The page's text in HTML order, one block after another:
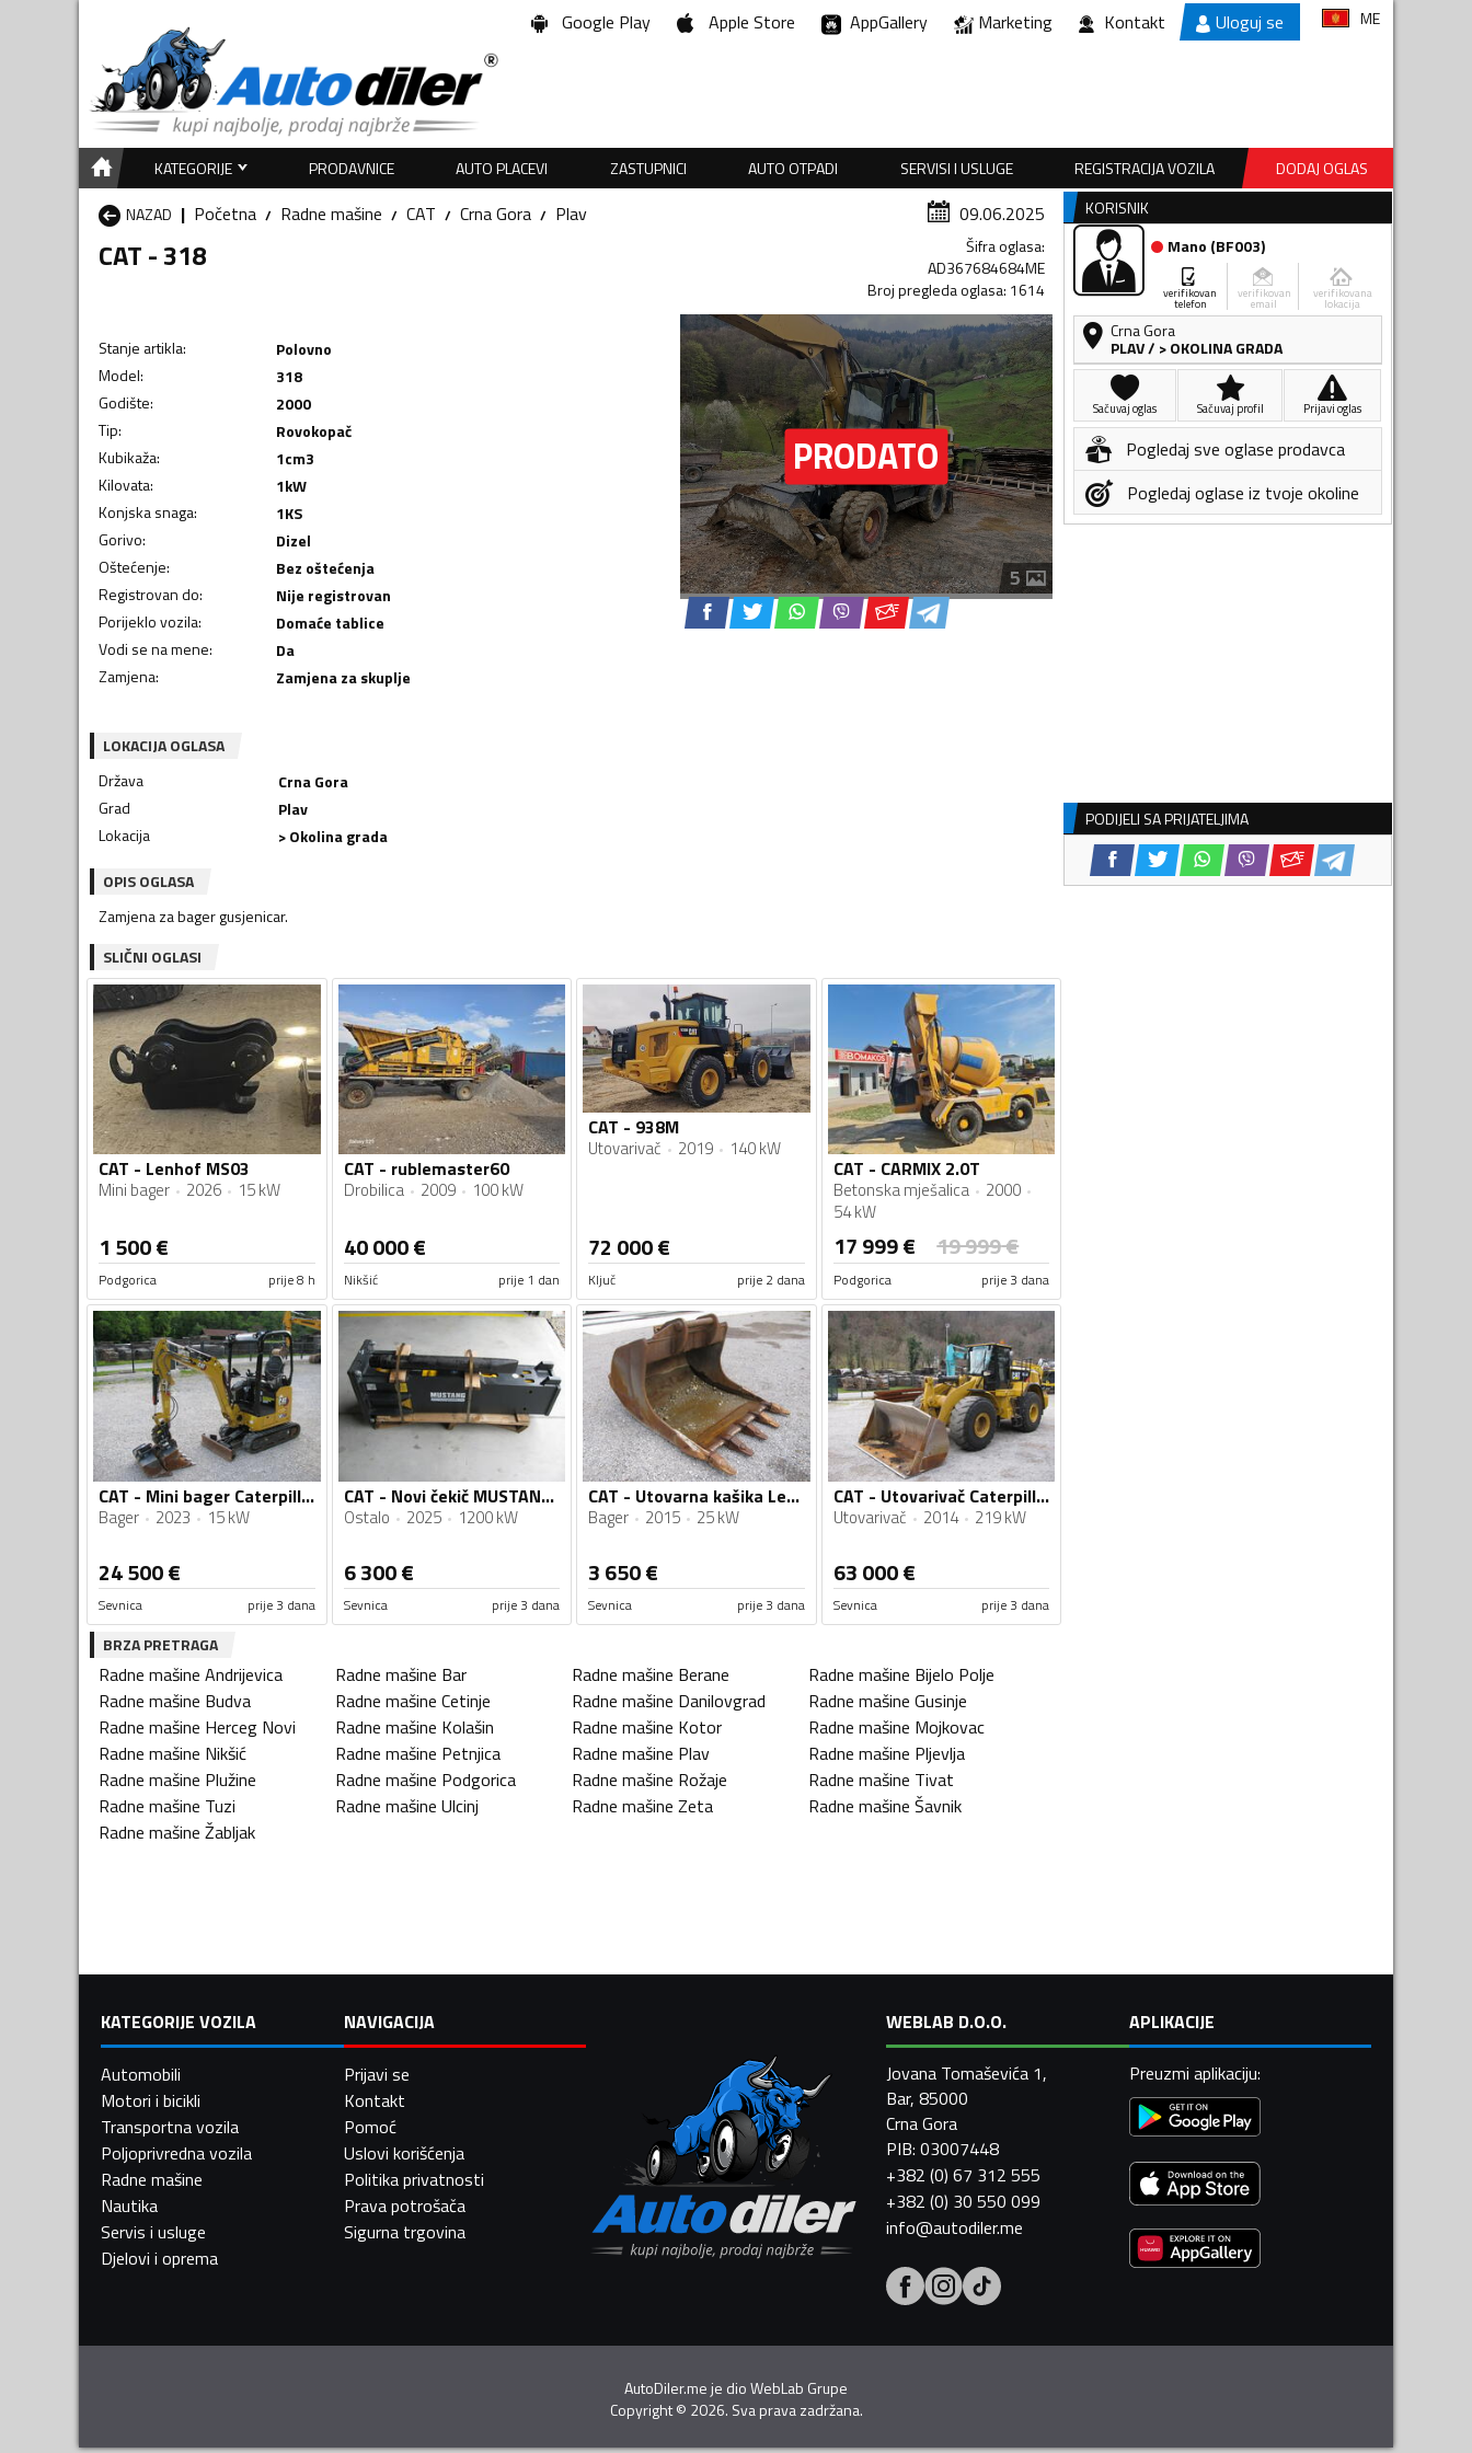
Google Play Apple Store AppGallery Marketing Kontakt Uloguj se ME
KATEGORIJE PRODAVNICE AUTO PLACEVI ZASTUPNICI AUTO OTPADI SERVISI I USLUGE REGISTRACIJA VOZILA
DODAJ OGLAS
NAZAD
Početna Radne mašine CAT Crna Gora Plav 09.06.2025
CAT - 318 Šifra oglasa:
AD367684684ME
Broj pregleda oglasa: 1614
Stanje artikla:
Polovno
Model:
318
Godište:
2000
Tip:
Rovokopač
Kubikaža: 1cm3
Kilovata: 1kW
Konjska snaga: 1KS
Gorivo:
Dizel
Oštećenje:
Bez oštećenja
Registrovan do:
Nije registrovan
Porijeklo vozila:
Domaće tablice
Vodi se na mene:
Da
Zamjena: Zamjena za skuplje
5
LOKACIJA OGLASA
Država
Crna Gora
Grad
Plav
Lokacija
> Okolina grada
OPIS OGLASA
Zamjena za bager gusjenicar.
SLIČNI OGLASI
CAT - Lenhof MS03
Mini bager 2026 15 kW
1 500€
Podgorica prije 8 h
CAT - rublemaster60
Drobilica 2009 100 kW
40 000€
Nikšić prije 1 dan
CAT - 938M
Utovarivač 2019 140 kW
72 000€
Ključ prije 2 dana
CAT - CARMIX 2.0T
Betonska mješalica
2000
54 kW
17 999€ 19 999€
Podgorica prije 3 dana
CAT - Mini bager Caterpillar 301.7CR POWERTILLT 2 kašike 450 sati
Bager 2023 15 kW
24 500€
Sevnica prije 3 dana
CAT - Novi čekič MUSTANG HM1302
Ostalo 2025 1200 kW
6 300€
Sevnica prije 3 dana
CAT - Utovarna kašika Lehnhoff MS25
Bager 2015 25 kW
3 650€
Sevnica prije 3 dana
CAT - Utovarivač Caterpillar 966K TOP stanje
Utovarivač 2014 219 kW
63 000€
Sevnica prije 3 dana
BRZA PRETRAGA
Radne mašine Andrijevica Radne mašine Bar Radne mašine Berane Radne mašine Bijelo Polje
Radne mašine Budva Radne mašine Cetinje Radne mašine Danilovgrad Radne mašine Gusinje
Radne mašine Herceg Novi Radne mašine Kolašin Radne mašine Kotor Radne mašine Mojkovac
Radne mašine Nikšić Radne mašine Petnjica Radne mašine Plav Radne mašine Pljevlja
Radne mašine Plužine Radne mašine Podgorica Radne mašine Rožaje Radne mašine Tivat
Radne mašine Tuzi Radne mašine Ulcinj Radne mašine Zeta Radne mašine Šavnik
Radne mašine Žabljak
KORISNIK
Mano (BF003)
verifikovan
telefon
verifikovan
email
verifikovana
lokacija
Crna Gora
PLAV/ > OKOLINA GRADA
Sačuvaj oglas Sačuvaj profil Prijavi oglas
Pogledaj sve oglase prodavca
Pogledaj oglase iz tvoje okoline
PODIJELI SA PRIJATELJIMA
KATEGORIJE VOZILA
Automobili
Motori i bicikli
Transportna vozila
Poljoprivredna vozila
Radne mašine
Nautika
Servis i usluge
Djelovi i oprema
NAVIGACIJA
Prijavi se
Kontakt
Pomoć
Uslovi korišćenja
Politika privatnosti
Prava potrošača
Sigurna trgovina
WEBLAB D.O.O.
Jovana Tomaševića 1,
Bar, 85000
Crna Gora
PIB: 03007448
+382 (0) 67 312 555
+382 (0) 30 550 099
info@autodiler.me
APLIKACIJE
Preuzmi aplikaciju:
AutoDiler.me je dioWebLab Grupe
Copyright© 2026. Sva prava zadržana.